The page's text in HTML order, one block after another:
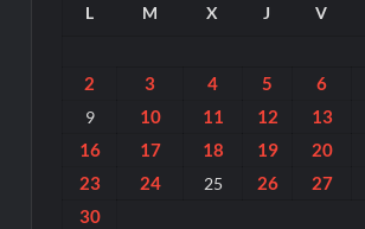
L M X J V
2 3 4 5 6
9 10 11 12 13
16 17 18 19 20
23
24 25 26 27
30